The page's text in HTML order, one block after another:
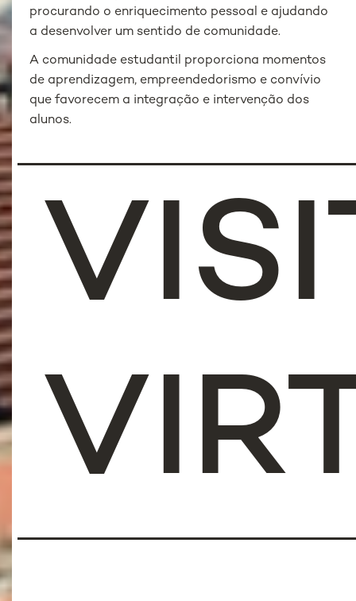
procurando o enriquecimento pessoal e ajudando
a desenvolver um sentido de comunidade.
A comunidade estudantil proporciona momentos
de aprendizagem, empreendedorismo e convívio
que favorecem a integração e intervenção dos
alunos.